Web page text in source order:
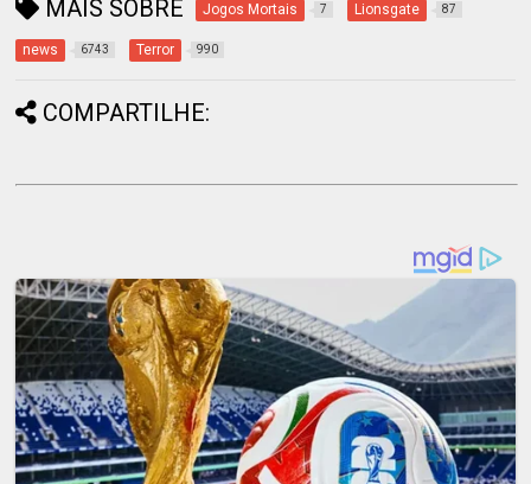
MAIS SOBRE Jogos Mortais 7 Lionsgate 87
news 6743 Terror 990
COMPARTILHE: